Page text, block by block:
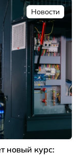
Новости
новый курс: